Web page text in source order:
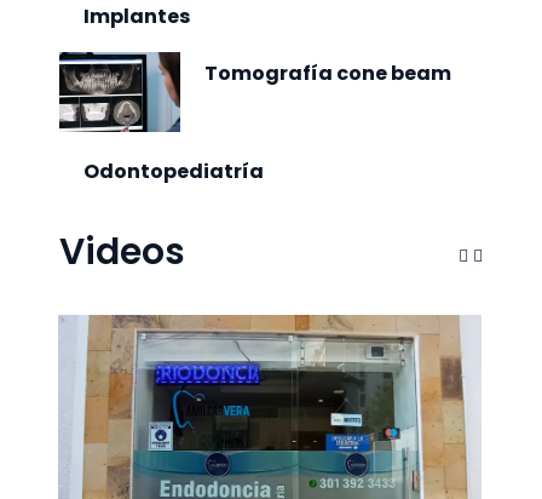
Implantes
Tomografía cone beam
Odontopediatría
Videos